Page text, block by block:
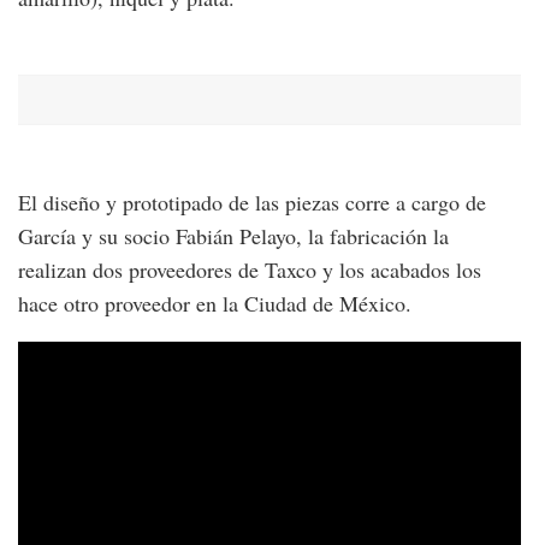
El diseño y prototipado de las piezas corre a cargo de
García y su socio Fabián Pelayo, la fabricación la
realizan dos proveedores de Taxco y los acabados los
hace otro proveedor en la Ciudad de México.